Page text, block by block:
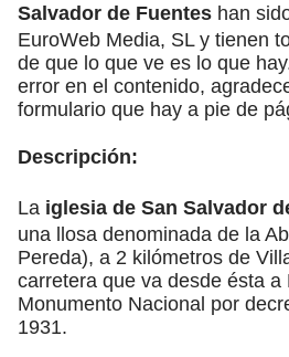
Salvador de Fuentes han
EuroWeb Media, SL y tienen
de que lo que ve es lo que
error en el contenido,
formulario que hay a pie de
Descripción:
La iglesia de San Salvador
una llosa denominada de la
Pereda), a 2 kilómetros de
carretera que va desde ésta a
Monumento Nacional por
1931.